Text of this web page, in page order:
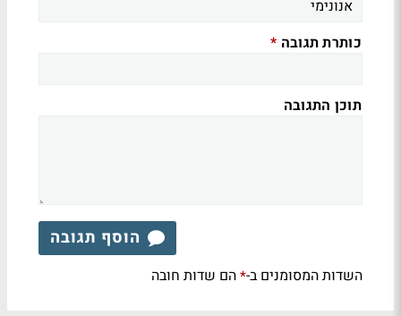
כותרת תגובה *
תוכן התגובה
הוסף תגובה
השדות המסומנים ב-*הם שדות חובה